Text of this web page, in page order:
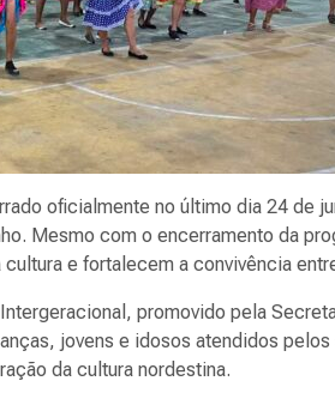
oficialmente no último dia 24 de
Mesmo com o encerramento da
e fortalecem a convivência
promovido pela
jovens e idosos atendidos
da cultura nordestina.